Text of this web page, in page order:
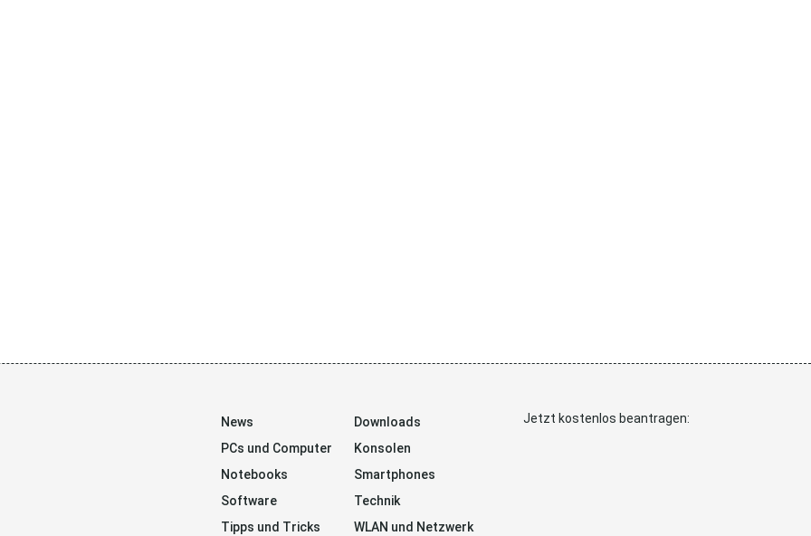
News
Downloads
PCs und Computer
Konsolen
Notebooks
Smartphones
Software
Technik
Tipps und Tricks
WLAN und Netzwerk
Jetzt kostenlos beantragen: